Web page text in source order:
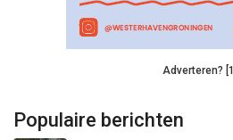
Adverteren? [1]
Populaire berichten